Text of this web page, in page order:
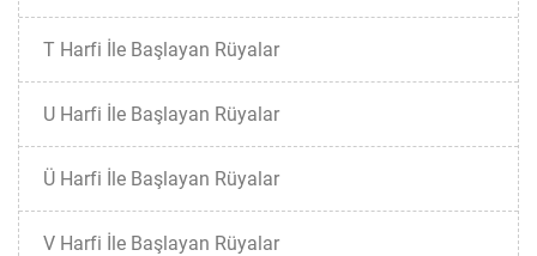
T Harfi İle Başlayan Rüyalar
U Harfi İle Başlayan Rüyalar
Ü Harfi İle Başlayan Rüyalar
V Harfi İle Başlayan Rüyalar